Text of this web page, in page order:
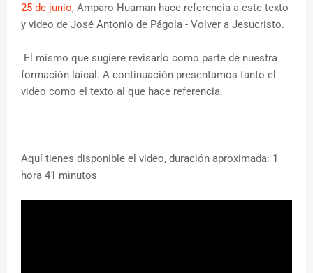
25 de junio, Amparo Huaman hace referencia a este texto
y video de José Antonio de Págola - Volver a Jesucristo.
El mismo que sugiere revisarlo como parte de nuestra
formación laical. A continuación presentamos tanto el
video como el texto al que hace referencia.
Aquí tienes disponible el video, duración aproximada: 1
hora 41 minutos